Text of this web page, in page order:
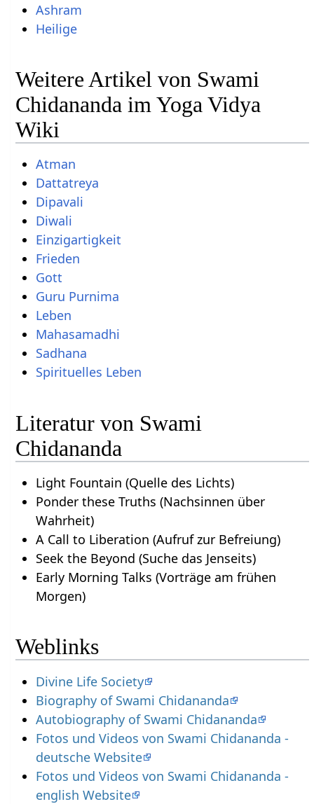
Ashram
Heilige
Weitere Artikel von Swami
Chidananda im Yoga Vidya
Wiki
Atman
Dattatreya
Dipavali
Diwali
Einzigartigkeit
Frieden
Gott
Guru Purnima
Leben
Mahasamadhi
Sadhana
Spirituelles Leben
Literatur von Swami
Chidananda
Light Fountain (Quelle des Lichts)
Ponder these Truths (Nachsinnen über
Wahrheit)
A Call to Liberation (Aufruf zur Befreiung)
Seek the Beyond (Suche das Jenseits)
Early Morning Talks (Vorträge am frühen
Morgen)
Weblinks
Divine Life Society
Biography of Swami Chidananda
Autobiography of Swami Chidananda
Fotos und Videos von Swami Chidananda -
deutsche Website
Fotos und Videos von Swami Chidananda -
english Website